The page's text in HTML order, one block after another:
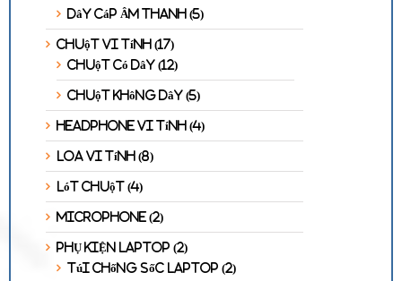
Dây Cáp Âm Thanh (5)
Chuột Vi Tính (17)
Chuột Có Dây (12)
Chuột Không Dây (5)
Headphone Vi Tính (4)
Loa Vi Tính (8)
Lót Chuột (4)
Microphone (2)
PHỤ KIỆN LAPTOP (2)
Túi Chống Sốc Laptop (2)